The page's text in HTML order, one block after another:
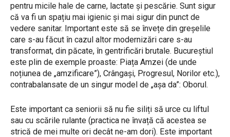
pentru micile hale de carne, lactate și pescărie. Sunt sigur
că va fi un spațiu mai igienic și mai sigur din punct de
vedere sanitar. Important este să se învețe din greșelile
care s-au făcut în cazul altor modernizări care s-au
transformat, din păcate, în gentrificări brutale. Bucureștiul
este plin de exemple proaste: Piața Amzei (de unde
noțiunea de „amzificare”), Crângași, Progresul, Norilor etc.),
contrabalansate de un singur model de „așa da”: Oborul.
Este important ca seniorii să nu fie siliți să urce cu liftul
sau cu scările rulante (practica ne învață că acestea se
strică de mei multe ori decât ne-am dori). Este important